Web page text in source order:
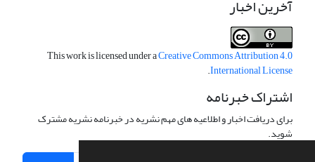
آخرین اخبار
This work is licensed under aCreative Commons Attribution 4.0
International License
.
اشتراک خبرنامه
برای دریافت اخبار و اطلاعیه های مهم نشریه در خبرنامه نشریه مشترک
شوید.